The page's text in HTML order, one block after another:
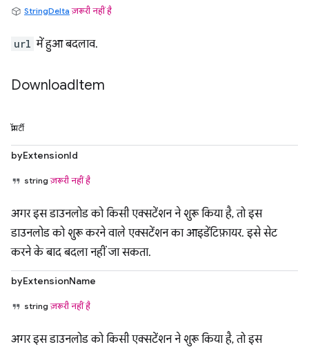
StringDelta ज़रूरी नहीं है
url में हुआ बदलाव.
DownloadItem
प्रॉपर्टी
byExtensionId
stringज़रूरी नहीं है
अगर इस डाउनलोड को किसी एक्सटेंशन ने शुरू किया है, तो इस
डाउनलोड को शुरू करने वाले एक्सटेंशन का आइडेंटिफ़ायर. इसे सेट
करने के बाद बदला नहीं जा सकता.
byExtensionName
stringज़रूरी नहीं है
अगर इस डाउनलोड को किसी एक्सटेंशन ने शुरू किया है, तो इस